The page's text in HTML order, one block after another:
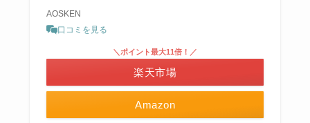
AOSKEN
口コミを見る
Amazon
＼ポイント最大11倍！／
楽天市場